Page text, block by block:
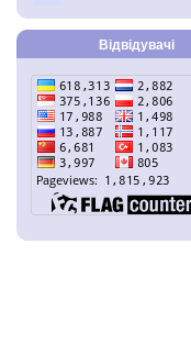
Відвідувачі